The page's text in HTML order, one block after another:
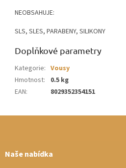
NEOBSAHUJE:
SLS, SLES, PARABENY, SILIKONY
Doplňkové parametry
Kategorie: Vousy
Hmotnost:
0.5 kg
EAN: 8029352354151
Naše nabídka